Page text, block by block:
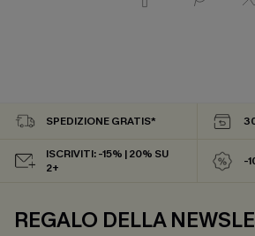
SPEDIZIONE GRATIS*
ISCRIVITI: -15% | 20% SU
2+
-
REGALO DELLA